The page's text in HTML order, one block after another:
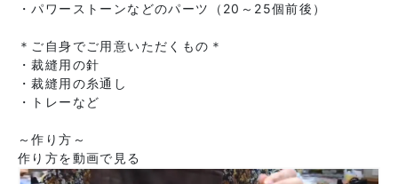
・パワーストーンなどのパーツ（20～25個前後）
＊ご自身でご用意いただくもの＊
・裁縫用の針
・裁縫用の糸通し
・トレーなど
～作り方～
作り方を動画で見る